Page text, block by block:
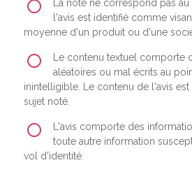
La note ne correspond pas
l'avis est identifié comme
moyenne d'un produit ou d'une
Le contenu textuel comporte
aléatoires ou mal écrits au
inintelligible. Le contenu de l'avis
sujet noté.
L'avis comporte des
toute autre information
vol d'identité.